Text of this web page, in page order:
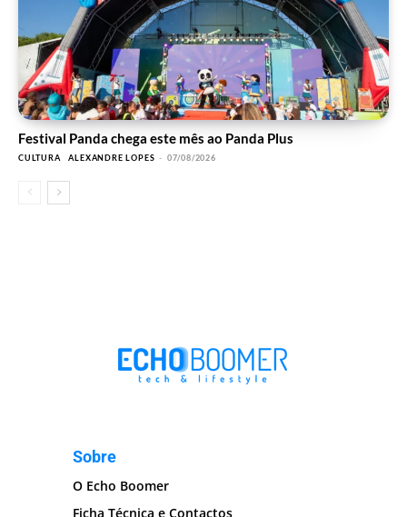
Festival Panda chega este mês ao Panda Plus
CULTURA ALEXANDRE LOPES - 07/08/2026
Sobre
O Echo Boomer
Ficha Técnica e Contactos